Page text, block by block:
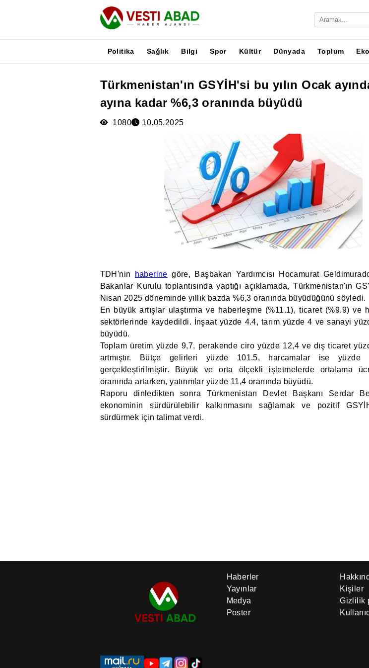
Politika Sağlık Bilgi Spor Kültür Dünyada Toplum
Türkmenistan'ın GSYİH'si bu yılın Ocak
ayına kadar %6,3 oranında büyüdü
1080 10.05.2025
TDH'nin haberine göre, Başbakan Yardımcısı Hocamurat
Bakanlar Kurulu toplantısında yaptığı açıklamada, Türkmenistan'ın
Nisan 2025 döneminde yıllık bazda %6,3 oranında büyüdüğünü söyledi.
En büyük artışlar ulaştırma ve haberleşme (%11.1), ticaret (%9.9) ve
sektörlerinde kaydedildi. İnşaat yüzde 4.4, tarım yüzde 4 ve sanayi
büyüdü.
Toplam üretim yüzde 9,7, perakende ciro yüzde 12,4 ve dış ticaret
artmıştır. Bütçe gelirleri yüzde 101.5, harcamalar ise yüzde
gerçekleştirilmiştir. Büyük ve orta ölçekli işletmelerde ortalama
oranında artarken, yatırımlar yüzde 11,4 oranında büyüdü.
Raporu dinledikten sonra Türkmenistan Devlet Başkanı Serdar
ekonominin sürdürülebilir kalkınmasını sağlamak ve pozitif
sürdürmek için talimat verdi.
Haberler
Yayınlar
Medya
Poster
Kişiler
Gizlilik